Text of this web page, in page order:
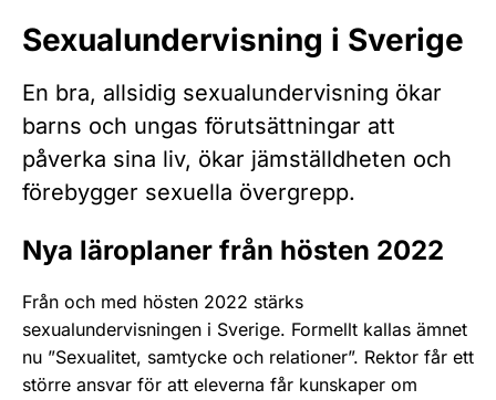
Sexualundervisning i Sverige
En bra, allsidig sexualundervisning ökar
barns och ungas förutsättningar att
påverka sina liv, ökar jämställdheten och
förebygger sexuella övergrepp.
Nya läroplaner från hösten 2022
Från och med hösten 2022 stärks
sexualundervisningen i Sverige. Formellt kallas ämnet
nu ”Sexualitet, samtycke och relationer”. Rektor får ett
större ansvar för att eleverna får kunskaper om